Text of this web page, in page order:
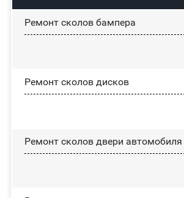
Ремонт сколов бампера
Ремонт сколов дисков
Ремонт сколов двери автомобиля